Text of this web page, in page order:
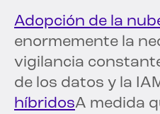
Adopción de la
enormemente la
vigilancia
de los datos y la
híbridosA medida